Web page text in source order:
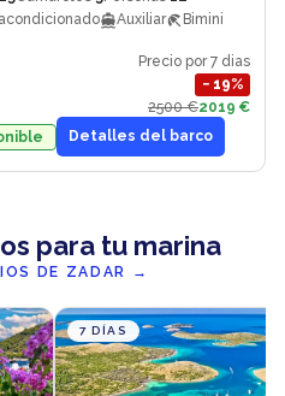
Auxiliar Bimini
Precio por 7 dias
− 19%
2500 €2019 €
Detalles del barco
para tu marina
DE ZADAR →
7 DÍAS